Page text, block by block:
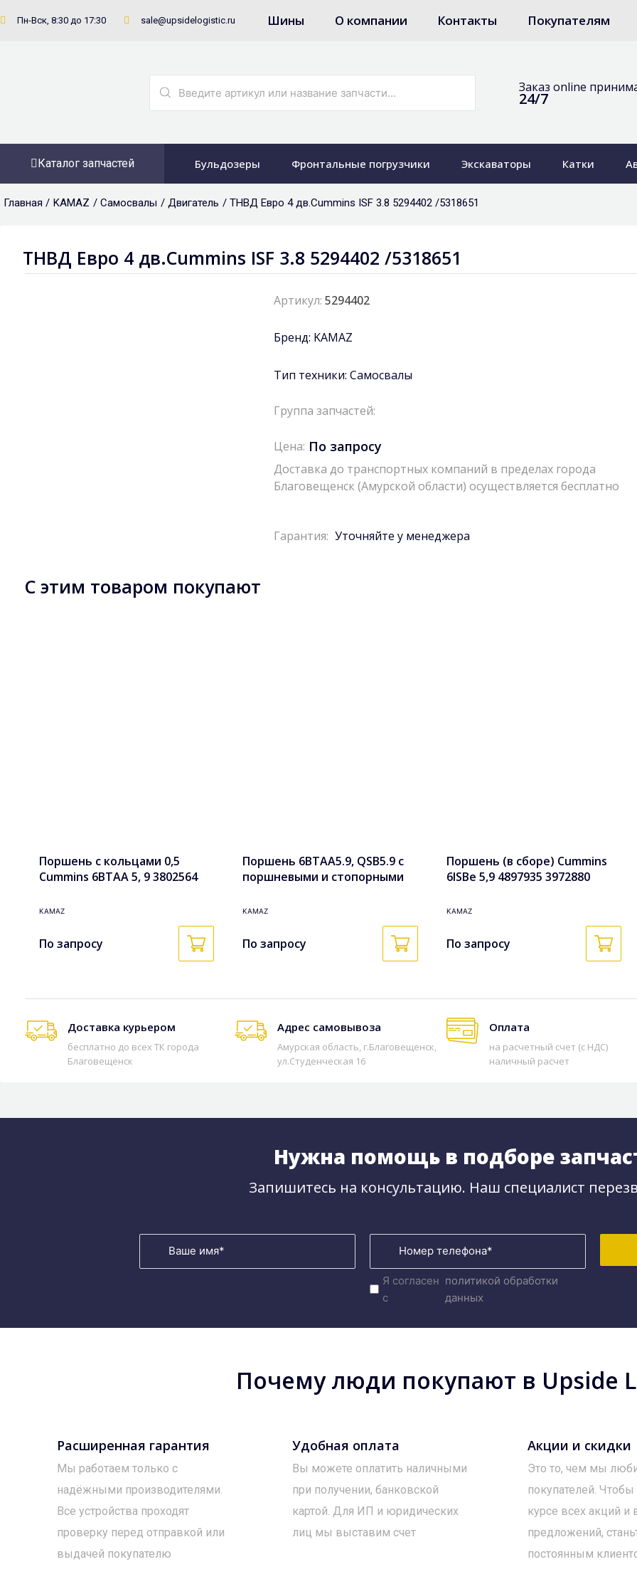
к
Пн-Вск, 8:30 до 17:30 sale@upsidelogistic.ru Шины О компании Контакты Покупателям
Заказ online
24/7
Каталог запчастей Бульдозеры Фронтальные погрузчики Экскаваторы Катки
Главная / KAMAZ / Самосвалы / Двигатель / ТНВД Евро 4 дв.Cummins ISF 3.8 5294402 /5318651
ТНВД Евро 4 дв.Cummins ISF 3.8 5294402 /5318651
Артикул: 5294402
Бренд: KAMAZ
Тип техники: Самосвалы
Группа запчастей:
Цена: По запросу
Доставка до транспортных компаний в пределах города
Благовещенск (Амурской области) осуществляется бесплатно
Гарантия: Уточняйте у менеджера
С этим товаром покупают
Поршень с кольцами 0,5
Cummins 6BTAA 5, 9 3802564
KAMAZ
По запросу
Поршень 6BTAA5.9, QSB5.9 с
поршневыми и стопорными
3802927k
KAMAZ
По запросу
Поршень (в сборе) Cummins
6ISBe 5,9 4897935 3972880
KAMAZ
По запросу
Доставка курьером
бесплатно до всех ТК города
Благовещенск
Адрес самовывоза
Амурская область, г.Благовещенск,
ул.Студенческая 16
Оплата
на расчетный счет (с НДС)
наличный расчет
Нужна помощь в подборе
Запишитесь на консультацию. Наш специалист
Я согласен
с
политикой обработки
данных
Почему люди покупают в Upside
Расширенная гарантия
Мы работаем только с
надёжными производителями.
Все устройства проходят
проверку перед отправкой или
выдачей покупателю
Удобная оплата
Вы можете оплатить наличными
при получении, банковской
картой. Для ИП и юридических
лиц мы выставим счет
Акции и скидки
Это то, чем мы
покупателей.
курсе всех акций и
предложений,
постоянным